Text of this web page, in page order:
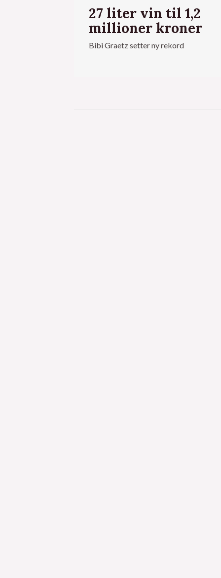
27 liter vin til 1,2
millioner kroner
Bibi Graetz setter ny rekord